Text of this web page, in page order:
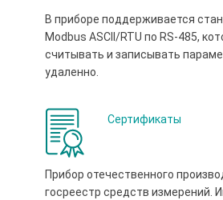
В приборе поддерживается
Modbus ASCII/RTU по RS-485,
считывать и записывать
удаленно.
Сертификаты
Прибор отечественного
госреестр средств измерений.